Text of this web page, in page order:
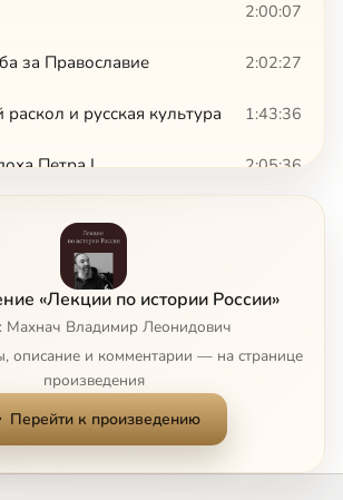
2:00:07
за Православие 2:02:27
и русская культура 1:43:36
Петра I 2:05:36
переворотов
и российское дворянство
романтик 1:44:21
I
2:06:15 Сейчас
«Лекции по истории России»
Махнач Владимир Леонидович
описание и комментарии — на странице
произведения
Перейти к произведению